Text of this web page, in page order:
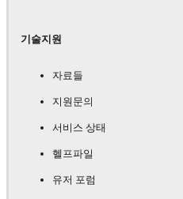
기술지원
자료들
지원문의
서비스 상태
헬프파일
유저 포럼